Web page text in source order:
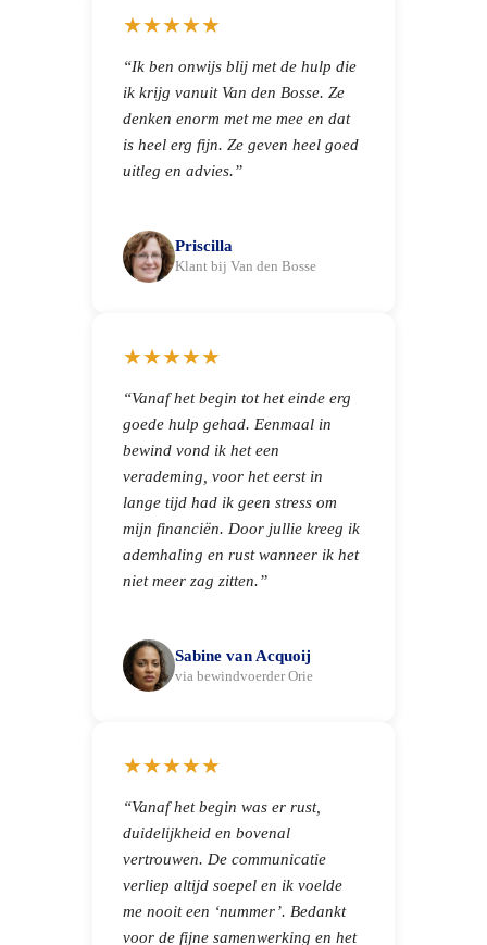
★★★★★
“Ik ben onwijs blij met de hulp die
ik krijg vanuit Van den Bosse. Ze
denken enorm met me mee en dat
is heel erg fijn. Ze geven heel goed
uitleg en advies.”
Priscilla
Klant bij Van den Bosse
★★★★★
“Vanaf het begin tot het einde erg
goede hulp gehad. Eenmaal in
bewind vond ik het een
verademing, voor het eerst in
lange tijd had ik geen stress om
mijn financiën. Door jullie kreeg ik
ademhaling en rust wanneer ik het
niet meer zag zitten.”
Sabine van Acquoij
via bewindvoerder Orie
★★★★★
“Vanaf het begin was er rust,
duidelijkheid en bovenal
vertrouwen. De communicatie
verliep altijd soepel en ik voelde
me nooit een ‘nummer’. Bedankt
voor de fijne samenwerking en het